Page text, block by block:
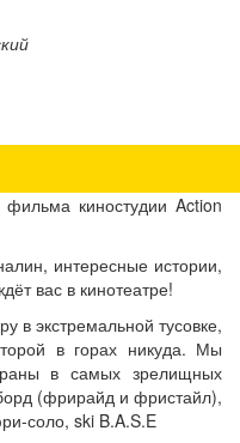
киностудии Action
интересные истории,
вас в кинотеатре!
в экстремальной тусовке,
в горах никуда. Мы
в самых зрелищных
(фрирайд и фристайл),
соло, ski B.A.S.E